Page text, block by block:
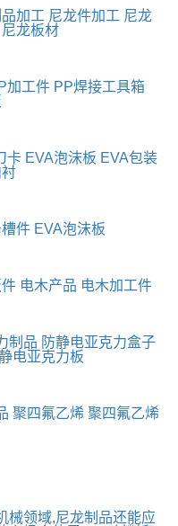
加工 尼龙件加工 尼龙
尼龙板材
加工件 PP焊接工具箱
卡 EVA泡沫板 EVA包装
件 EVA泡沫板
电木产品 电木加工件
制品 防静电亚克力盒子
电亚克力板
聚四氟乙烯 聚四氟乙烯
械领域,尼龙制品还能应